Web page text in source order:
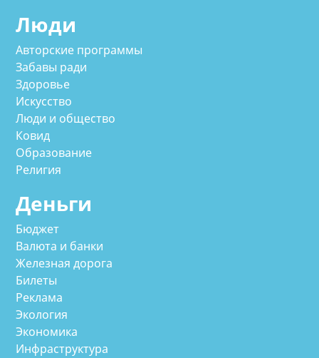
Люди
Авторские программы
Забавы ради
Здоровье
Искусство
Люди и общество
Ковид
Образование
Религия
Деньги
Бюджет
Валюта и банки
Железная дорога
Билеты
Реклама
Экология
Экономика
Инфраструктура